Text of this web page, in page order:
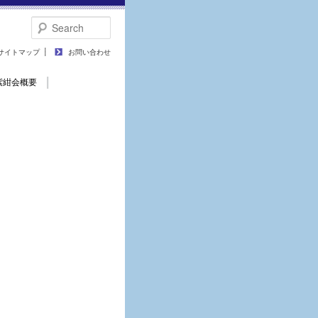
お問い合わせ
イトマップ
紺会概要